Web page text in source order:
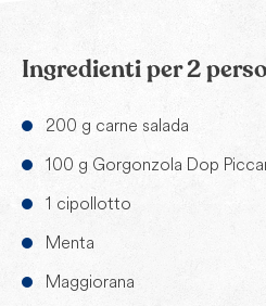
Ingredienti per 2
200 g carne salada
100 g Gorgonzola Dop
1 cipollotto
Menta
Maggiorana